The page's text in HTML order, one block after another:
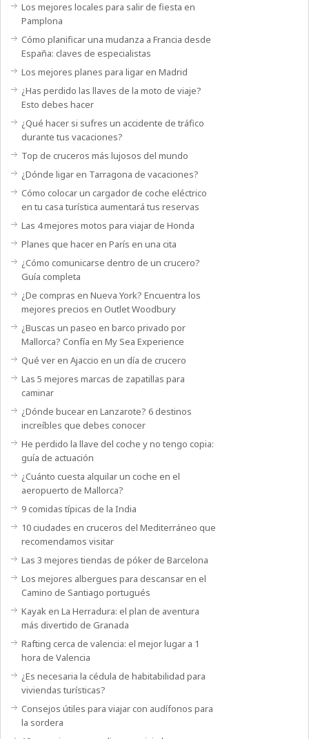
Los mejores locales para salir de fiesta en
Pamplona
Cómo planificar una mudanza a Francia desde
España: claves de especialistas
Los mejores planes para ligar en Madrid
¿Has perdido las llaves de la moto de viaje?
Esto debes hacer
¿Qué hacer si sufres un accidente de tráfico
durante tus vacaciones?
Top de cruceros más lujosos del mundo
¿Dónde ligar en Tarragona de vacaciones?
Cómo colocar un cargador de coche eléctrico
en tu casa turística aumentará tus reservas
Las 4 mejores motos para viajar de Honda
Planes que hacer en París en una cita
¿Cómo comunicarse dentro de un crucero?
Guía completa
¿De compras en Nueva York? Encuentra los
mejores precios en Outlet Woodbury
¿Buscas un paseo en barco privado por
Mallorca? Confía en My Sea Experience
Qué ver en Ajaccio en un día de crucero
Las 5 mejores marcas de zapatillas para
caminar
¿Dónde bucear en Lanzarote? 6 destinos
increíbles que debes conocer
He perdido la llave del coche y no tengo copia:
guía de actuación
¿Cuánto cuesta alquilar un coche en el
aeropuerto de Mallorca?
9 comidas típicas de la India
10 ciudades en cruceros del Mediterráneo que
recomendamos visitar
Las 3 mejores tiendas de póker de Barcelona
Los mejores albergues para descansar en el
Camino de Santiago portugués
Kayak en La Herradura: el plan de aventura
más divertido de Granada
Rafting cerca de valencia: el mejor lugar a 1
hora de Valencia
¿Es necesaria la cédula de habitabilidad para
viviendas turísticas?
Consejos útiles para viajar con audífonos para
la sordera